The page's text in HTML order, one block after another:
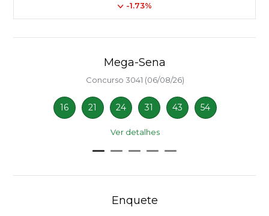
-1.73%
Mega-Sena
Concurso 3041 (06/08/26)
16 21 24 31 43 54
Ver detalhes
Enquete